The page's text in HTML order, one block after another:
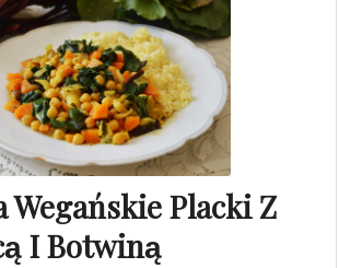
Wegańskie Placki Z
I Botwiną